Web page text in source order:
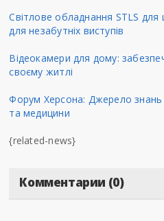
Світлове обладнання STLS для
для незабутніх виступів
Відеокамери для дому:
своєму житлі
Форум Херсона: Джерело знань
та медицини
{related-news}
Комментарии (0)